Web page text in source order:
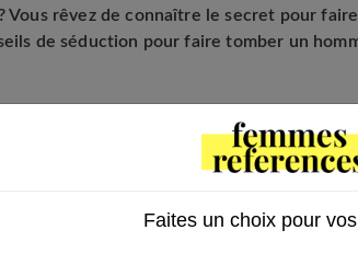
Vous rêvez de connaître le secret pour
de séduction pour faire tomber un
montrer à l’aise avec les autresFaites un choix pour